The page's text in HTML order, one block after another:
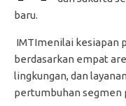
baru.
IMTImenilai kesiapan
berdasarkan empat
lingkungan, dan
pertumbuhan segmen